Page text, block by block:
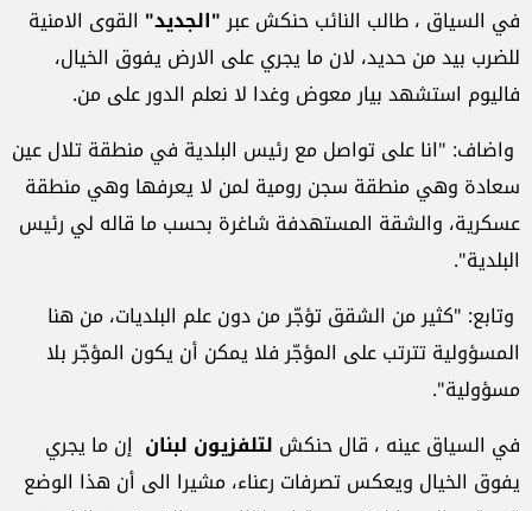
في السياق ، طالب النائب حنكش عبر"الجديد" القوى الامنية
للضرب بيد من حديد، لان ما يجري على الارض يفوق الخيال،
فاليوم استشهد بيار معوض وغدا لا نعلم الدور على من.
واضاف: "انا على تواصل مع رئيس البلدية في منطقة تلال عين
سعادة وهي منطقة سجن رومية لمن لا يعرفها وهي منطقة
عسكرية، والشقة المستهدفة شاغرة بحسب ما قاله لي رئيس
البلدية".
وتابع: "كثير من الشقق تؤجّر من دون علم البلديات، من هنا
المسؤولية تترتب على المؤجّر فلا يمكن أن يكون المؤجّر بلا
مسؤولية".
في السياق عينه ، قال حنكش لتلفزيون لبنان إن ما يجري
يفوق الخيال ويعكس تصرفات رعناء، مشيرا الى أن هذا الوضع